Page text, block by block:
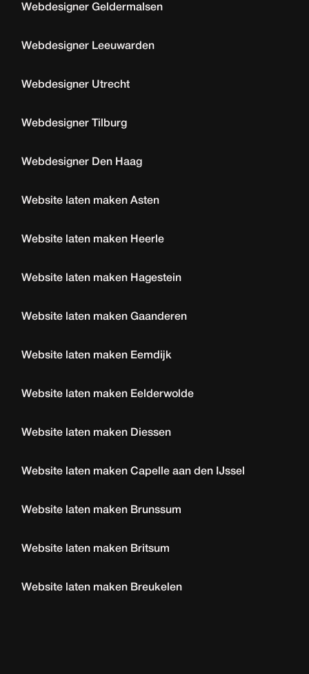
Webdesigner Geldermalsen
Webdesigner Leeuwarden
Webdesigner Utrecht
Webdesigner Tilburg
Webdesigner Den Haag
Website laten maken Asten
Website laten maken Heerle
Website laten maken Hagestein
Website laten maken Gaanderen
Website laten maken Eemdijk
Website laten maken Eelderwolde
Website laten maken Diessen
Website laten maken Capelle aan den IJssel
Website laten maken Brunssum
Website laten maken Britsum
Website laten maken Breukelen